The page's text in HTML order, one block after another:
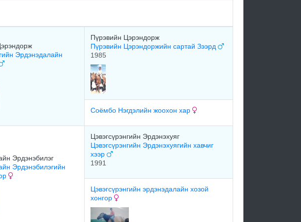
Эрдэнэдалайн
Пүрэвийн Цэрэндорж
Пүрэвийн Цэрэндоржийн сартай Зээрд
1985
Соёмбо Нэгдэлийн жоохон хар
Эрдэнэбилэг
Эрдэнэбилэгийн
Цэвэгсүрэнгийн Эрдэнэхуяг
Цэвэгсүрэнгийн Эрдэнэхуягийн хавчиг
хээр
1991
Цэвэгсүрэнгийн эрдэнэдалайн хозой
хонгор